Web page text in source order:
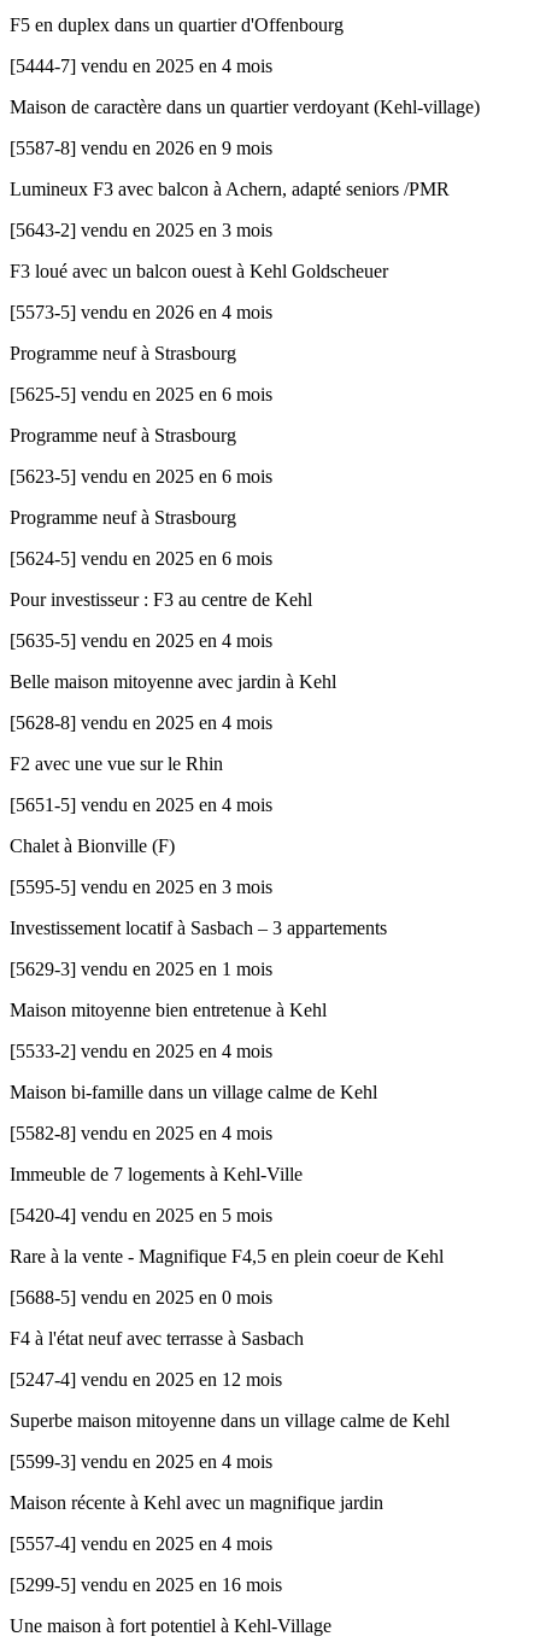
F5 en duplex dans un quartier d'Offenbourg
[5444-7] vendu en 2025 en 4 mois
Maison de caractère dans un quartier verdoyant (Kehl-village)
[5587-8] vendu en 2026 en 9 mois
Lumineux F3 avec balcon à Achern, adapté seniors /PMR
[5643-2] vendu en 2025 en 3 mois
F3 loué avec un balcon ouest à Kehl Goldscheuer
[5573-5] vendu en 2026 en 4 mois
Programme neuf à Strasbourg
[5625-5] vendu en 2025 en 6 mois
Programme neuf à Strasbourg
[5623-5] vendu en 2025 en 6 mois
Programme neuf à Strasbourg
[5624-5] vendu en 2025 en 6 mois
Pour investisseur : F3 au centre de Kehl
[5635-5] vendu en 2025 en 4 mois
Belle maison mitoyenne avec jardin à Kehl
[5628-8] vendu en 2025 en 4 mois
F2 avec une vue sur le Rhin
[5651-5] vendu en 2025 en 4 mois
Chalet à Bionville (F)
[5595-5] vendu en 2025 en 3 mois
Investissement locatif à Sasbach – 3 appartements
[5629-3] vendu en 2025 en 1 mois
Maison mitoyenne bien entretenue à Kehl
[5533-2] vendu en 2025 en 4 mois
Maison bi-famille dans un village calme de Kehl
[5582-8] vendu en 2025 en 4 mois
Immeuble de 7 logements à Kehl-Ville
[5420-4] vendu en 2025 en 5 mois
Rare à la vente - Magnifique F4,5 en plein coeur de Kehl
[5688-5] vendu en 2025 en 0 mois
F4 à l'état neuf avec terrasse à Sasbach
[5247-4] vendu en 2025 en 12 mois
Superbe maison mitoyenne dans un village calme de Kehl
[5599-3] vendu en 2025 en 4 mois
Maison récente à Kehl avec un magnifique jardin
[5557-4] vendu en 2025 en 4 mois
[5299-5] vendu en 2025 en 16 mois
Une maison à fort potentiel à Kehl-Village